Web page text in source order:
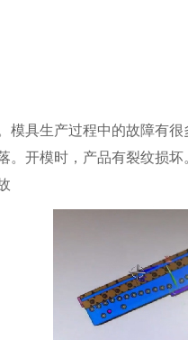
具生产过程中的故障有
开模时，产品有裂纹损